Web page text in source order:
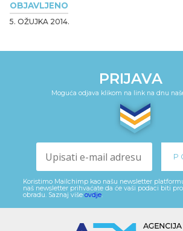
OBJAVLJENO
5. OŽUJKA 2014.
PRIJAVA
Moguća odjava klikom na link na dnu
Koristimo Mailchimp kao našu newsletter
naš newsletter prihvaćate da će vaši podaci biti
obradu. Saznaj više ovdje.